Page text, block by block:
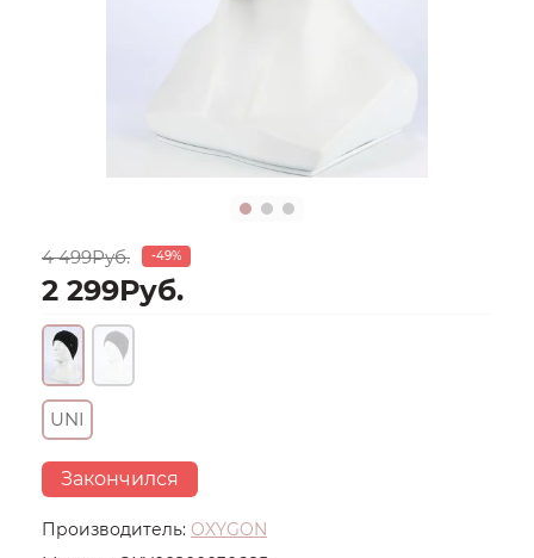
Производитель: OXYGON
4 499Руб. -49%
2 299Руб.
UNI
Закончился